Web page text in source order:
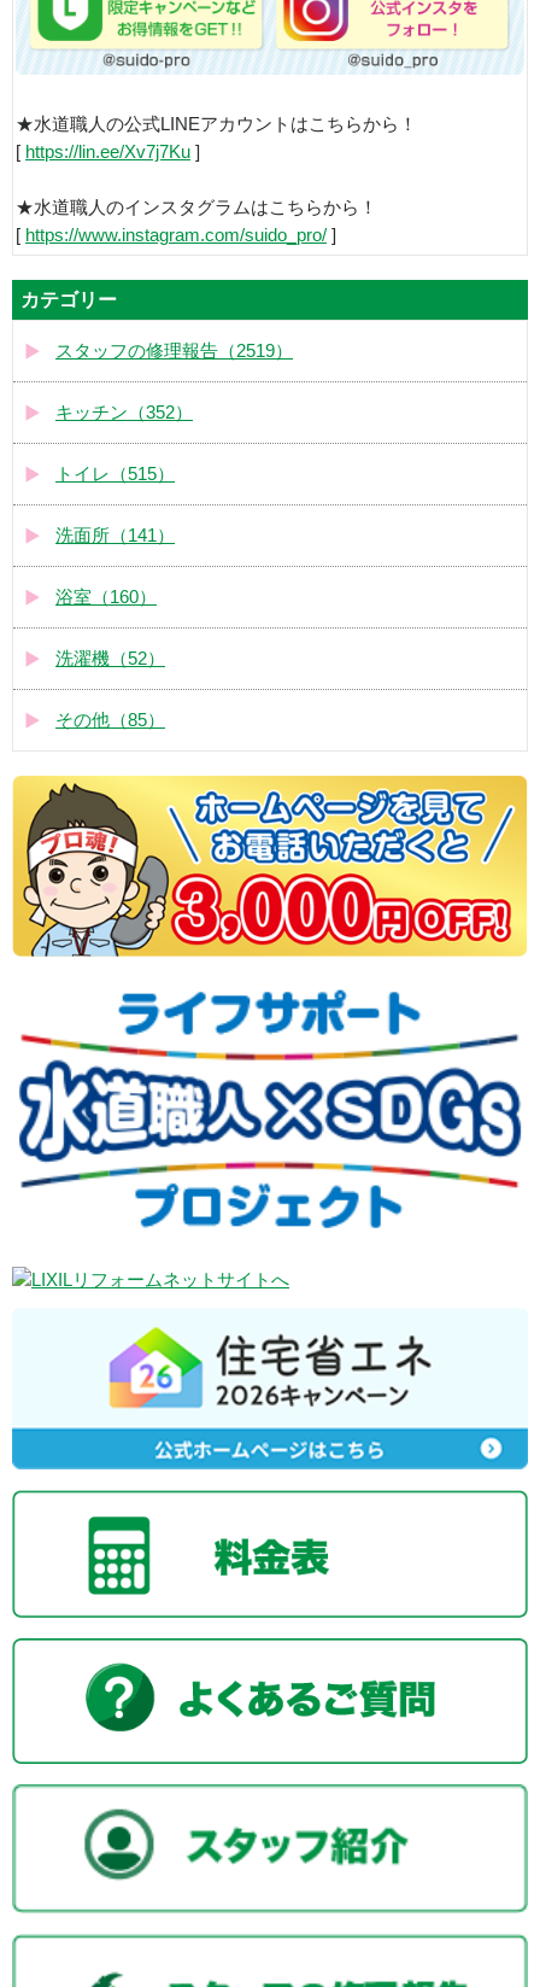
★水道職人の公式LINEアカウントはこちらから！
[ https://lin.ee/Xv7j7Ku ]
★水道職人のインスタグラムはこちらから！
[ https://www.instagram.com/suido_pro/ ]
カテゴリー
スタッフの修理報告（2519）
キッチン（352）
トイレ（515）
洗面所（141）
浴室（160）
洗濯機（52）
その他（85）